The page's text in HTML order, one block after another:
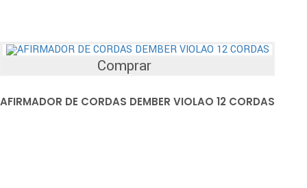
Comprar
AFIRMADOR DE CORDAS DEMBER VIOLAO 12 CORDAS